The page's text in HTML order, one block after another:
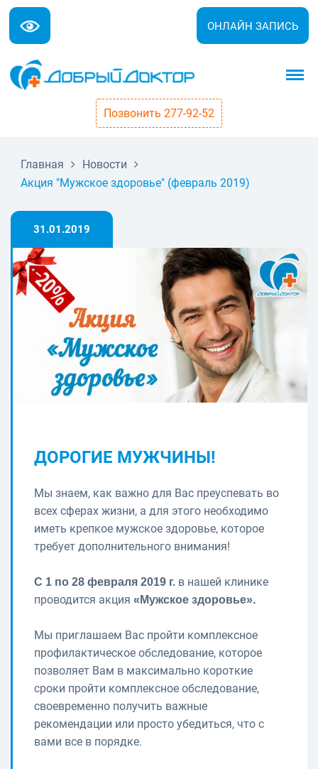
ОНЛАЙН ЗАПИСЬ
Позвонить 277-92-52
Главная
Новости
Акция "Мужское здоровье" (февраль 2019)
31.01.2019
ДОРОГИЕ МУЖЧИНЫ!
Мы знаем, как важно для Вас преуспевать во
всех сферах жизни, а для этого необходимо
иметь крепкое мужское здоровье, которое
требует дополнительного внимания!
С 1 по 28 февраля 2019 г. в нашей клинике
проводится акция «Мужское здоровье».
Мы приглашаем Вас пройти комплексное
профилактическое обследование, которое
позволяет Вам в максимально короткие
сроки пройти комплексное обследование,
своевременно получить важные
рекомендации или просто убедиться, что с
вами все в порядке.